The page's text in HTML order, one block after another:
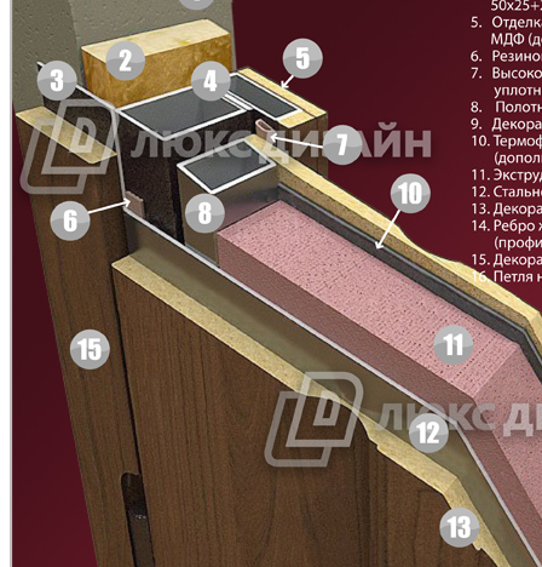
Д-11 Н Д-11 С
Д-11 СС